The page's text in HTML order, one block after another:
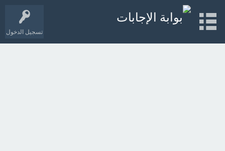
تسجيل الدخول